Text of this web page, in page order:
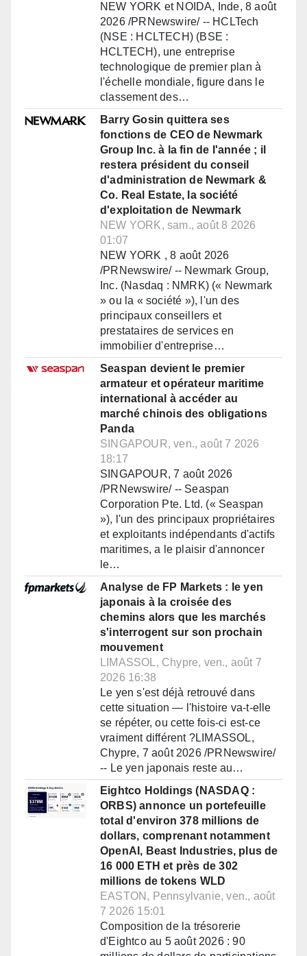
NEW YORK et NOIDA, Inde, 8 août
2026 /PRNewswire/ -- HCLTech
(NSE : HCLTECH) (BSE :
HCLTECH), une entreprise
technologique de premier plan à
l'échelle mondiale, figure dans le
classement des…
Barry Gosin quittera ses
fonctions de CEO de Newmark
Group Inc. à la fin de l'année ; il
restera président du conseil
d'administration de Newmark &
Co. Real Estate, la société
d'exploitation de Newmark
NEW YORK, sam., août 8 2026
01:07
NEW YORK , 8 août 2026
/PRNewswire/ -- Newmark Group,
Inc. (Nasdaq : NMRK) (« Newmark
» ou la « société »), l'un des
principaux conseillers et
prestataires de services en
immobilier d'entreprise…
Seaspan devient le premier
armateur et opérateur maritime
international à accéder au
marché chinois des obligations
Panda
SINGAPOUR, ven., août 7 2026
18:17
SINGAPOUR, 7 août 2026
/PRNewswire/ -- Seaspan
Corporation Pte. Ltd. (« Seaspan
»), l'un des principaux propriétaires
et exploitants indépendants d'actifs
maritimes, a le plaisir d'annoncer
le…
Analyse de FP Markets : le yen
japonais à la croisée des
chemins alors que les marchés
s'interrogent sur son prochain
mouvement
LIMASSOL, Chypre, ven., août 7
2026 16:38
Le yen s'est déjà retrouvé dans
cette situation — l'histoire va-t-elle
se répéter, ou cette fois-ci est-ce
vraiment différent ?LIMASSOL,
Chypre, 7 août 2026 /PRNewswire/
-- Le yen japonais reste au…
Eightco Holdings (NASDAQ :
ORBS) annonce un portefeuille
total d'environ 378 millions de
dollars, comprenant notamment
OpenAI, Beast Industries, plus de
16 000 ETH et près de 302
millions de tokens WLD
EASTON, Pennsylvanie, ven., août
7 2026 15:01
Composition de la trésorerie
d'Eightco au 5 août 2026 : 90